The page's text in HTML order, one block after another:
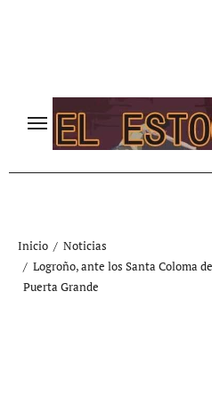
Inicio
Noticias
Logroño, ante los Santa Coloma
Puerta Grande